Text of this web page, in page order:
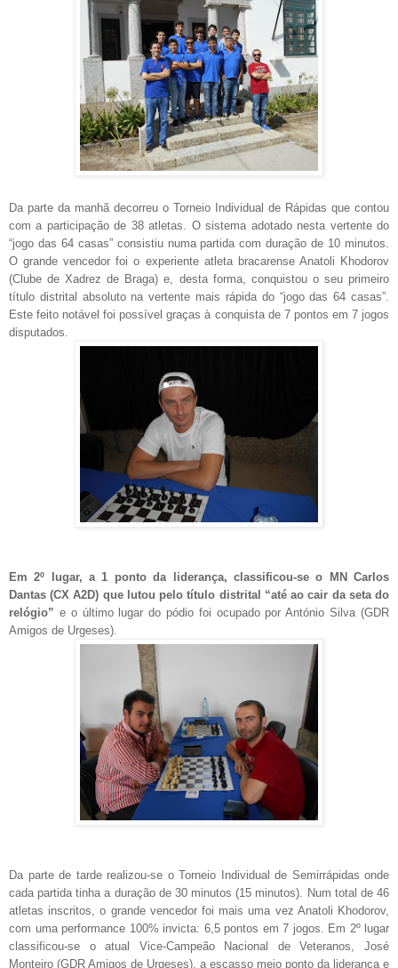
Da parte da manhã decorreu o Torneio Individual de Rápidas que contou
com a participação de 38 atletas. O sistema adotado nesta vertente do
“jogo das 64 casas” consistiu numa partida com duração de 10 minutos.
O grande vencedor foi o experiente atleta bracarense Anatoli Khodorov
(Clube de Xadrez de Braga) e, desta forma, conquistou o seu primeiro
título distrital absoluto na vertente mais rápida do “jogo das 64 casas”.
Este feito notável foi possível graças à conquista de 7 pontos em 7 jogos
disputados.
Em 2º lugar, a 1 ponto da liderança, classificou-se o MN Carlos
Dantas (CX A2D) que lutou pelo título distrital “até ao cair da seta do
relógio” e o último lugar do pódio foi ocupado por António Silva (GDR
Amigos de Urgeses).
Da parte de tarde realizou-se o Torneio Individual de Semirrápidas onde
cada partida tinha a duração de 30 minutos (15 minutos). Num total de 46
atletas inscritos, o grande vencedor foi mais uma vez Anatoli Khodorov,
com uma performance 100% invicta: 6,5 pontos em 7 jogos. Em 2º lugar
classificou-se o atual Vice-Campeão Nacional de Veteranos, José
Monteiro (GDR Amigos de Urgeses), a escasso meio ponto da liderança e